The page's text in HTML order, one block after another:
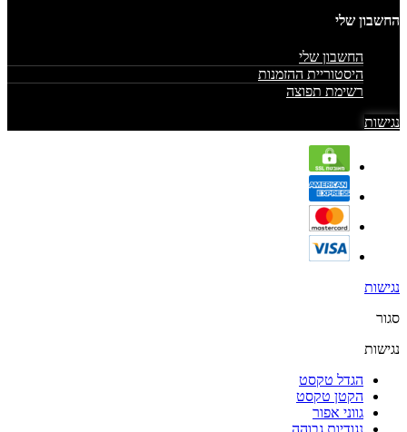
החשבון שלי
החשבון שלי
היסטוריית ההזמנות
רשימת תפוצה
נגישות
נגישות
סגור
נגישות
הגדל טקסט
הקטן טקסט
גווני אפור
נגודיות גבוהה